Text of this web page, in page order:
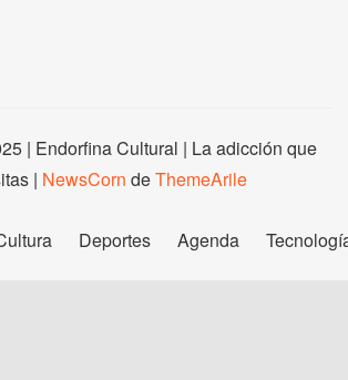
| Endorfina Cultural | La adicción que
| NewsCorn deThemeArile
Deportes Agenda